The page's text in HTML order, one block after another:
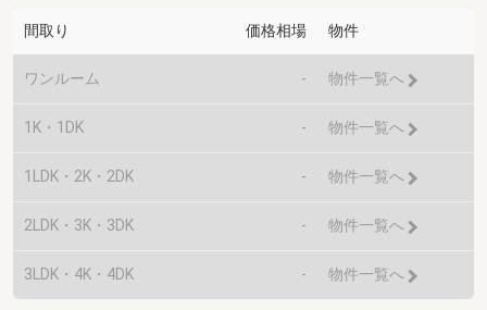
間取り 価格相場 物件
ワンルーム - 物件一覧へ
1K・1DK - 物件一覧へ
1LDK・2K・2DK - 物件一覧へ
2LDK・3K・3DK - 物件一覧へ
3LDK・4K・4DK - 物件一覧へ